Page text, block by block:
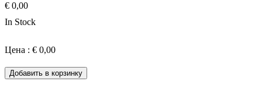
€ 0,00
In Stock
Цена : € 0,00
Добавить в корзинку